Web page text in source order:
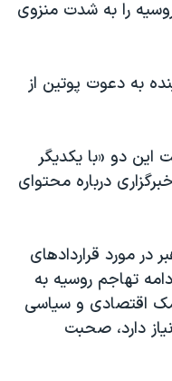
را به شدت منزوی
به دعوت پوتین از
این دو «با یکدیگر
درباره محتوای
در مورد قراردادهای
تهاجم روسیه به
اقتصادی و سیاسی
دارد، صحبت